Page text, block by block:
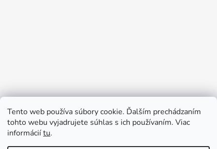
Tento web používa súbory cookie. Ďalším prechádzaním
tohto webu vyjadrujete súhlas s ich používaním. Viac
informáciítu.